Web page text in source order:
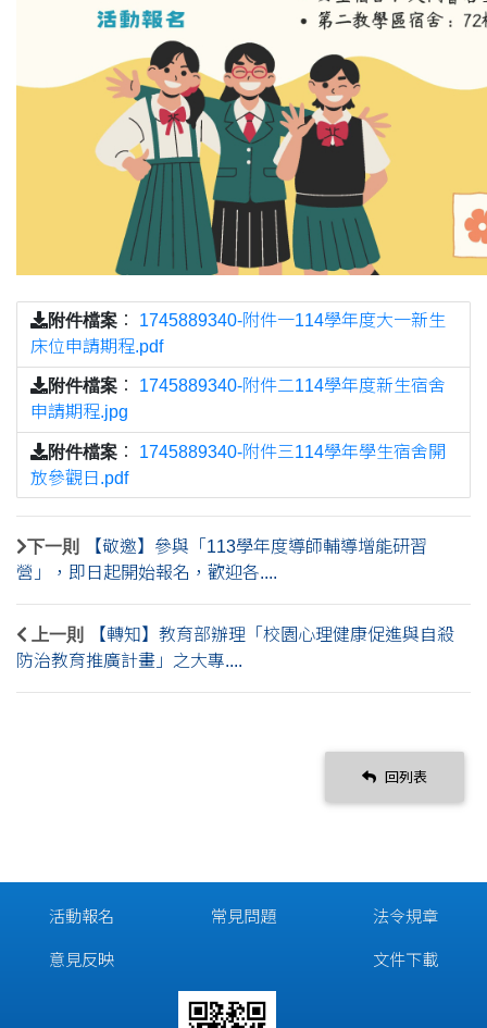
附件檔案 ： 1745889340-附件一114學年度大一新生
床位申請期程.pdf
附件檔案 ： 1745889340-附件二114學年度新生宿舍
申請期程.jpg
附件檔案 ： 1745889340-附件三114學年學生宿舍開
放參觀日.pdf
下一則
【敬邀】參與「113學年度導師輔導增能研習
營」，即日起開始報名，歡迎各....
上一則
【轉知】教育部辦理「校園心理健康促進與自殺
防治教育推廣計畫」之大專....
回列表
活動報名
意見反映
常見問題 法令規章
文件下載